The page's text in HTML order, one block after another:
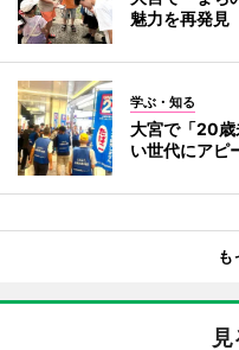
魅力を再発見
学ぶ・知る
大宮で「20
い世代にアピ
も